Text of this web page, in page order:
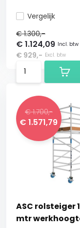
Vergelijk
€ 1.300,-
€ 1.124,09 Incl. btw
€ 929,- Excl. btw
€ 1.700,-
€ 1.571,79
ASC rolsteiger
mtr